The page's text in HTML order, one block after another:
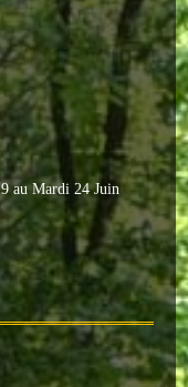
au Mardi 24 Juin